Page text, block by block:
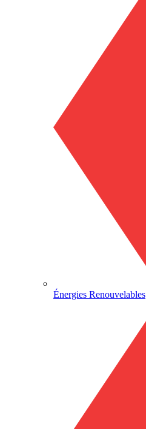
Énergies Renouvelables